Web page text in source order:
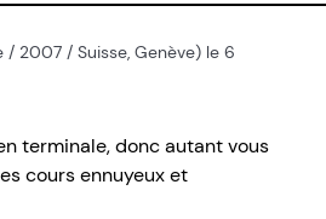
/ 2007 / Suisse, Genève) le 6
terminale, donc autant vous
cours ennuyeux et